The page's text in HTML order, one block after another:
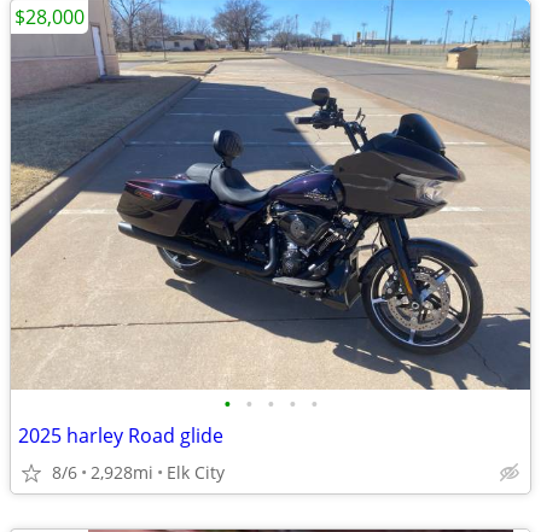
• • • • •
2025 harley Road glide
8/6 2,928mi Elk City
$28,000